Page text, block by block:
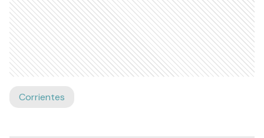
Corrientes